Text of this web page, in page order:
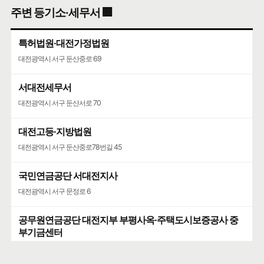
대전광역시 서구 둔산중로78번길 45
주변 등기소·세무서 🏢
특허법원·대전가정법원
대전광역시 서구 둔산중로 69
서대전세무서
대전광역시 서구 둔산서로 70
대전고등·지방법원
대전광역시 서구 둔산중로78번길 45
국민연금공단 서대전지사
대전광역시 서구 문정로 6
공무원연금공단 대전지부 부평사옥·주택도시보증공사 중
부기금센터